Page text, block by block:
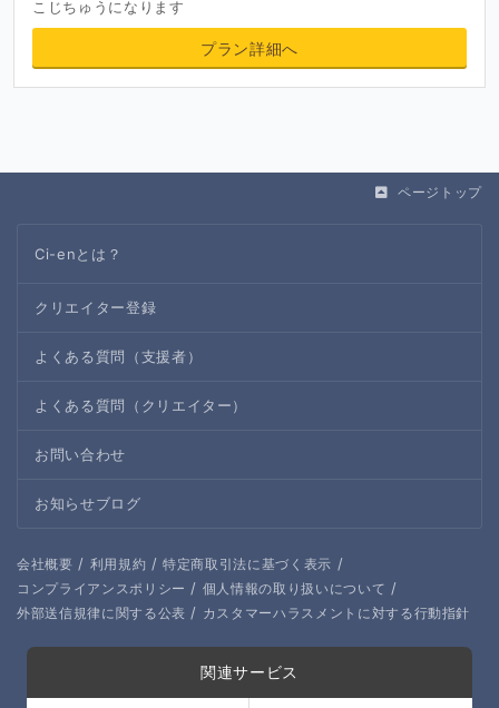
こじちゅうになります
プラン詳細へ
ページトップ
Ci-enとは？
クリエイター登録
よくある質問（支援者）
よくある質問（クリエイター）
お問い合わせ
お知らせブログ
会社概要 / 利用規約 / 特定商取引法に基づく表示 /
コンプライアンスポリシー / 個人情報の取り扱いについて /
外部送信規律に関する公表 / カスタマーハラスメントに対する行動指針
関連サービス